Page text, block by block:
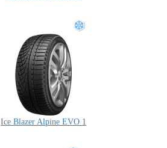
Ice Blazer Alpine EVO 1